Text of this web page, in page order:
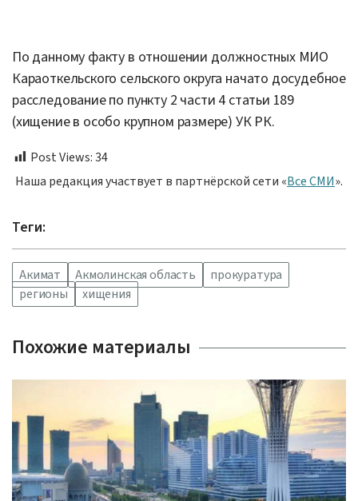
По данному факту в отношении должностных МИО
Караоткельского сельского округа начато досудебное
расследование по пункту 2 части 4 статьи 189
(хищение в особо крупном размере) УК РК.
Post Views:34
Наша редакция участвует в партнёрской сети «Все СМИ».
Теги:
Акимат Акмолинская область
прокуратура
регионы
хищения
Похожие материалы